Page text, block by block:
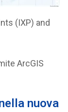
(IXP) and
ArcGIS
nuova